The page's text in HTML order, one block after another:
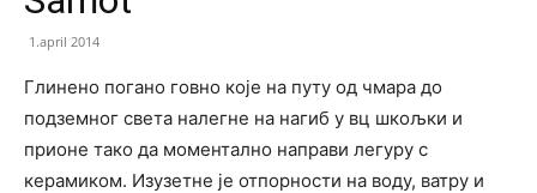
1.april 2014
Глинено погано говно које на путу од чмара до
подземног света налегне на нагиб у вц шкољки и
прионе тако да моментално направи легуру с
керамиком. Изузетне је отпорности на воду, ватру и